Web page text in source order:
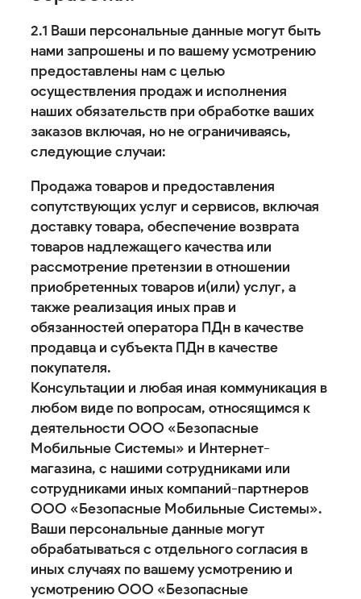
2.1 Ваши персональные данные могут быть
нами запрошены и по вашему усмотрению
предоставлены нам с целью
осуществления продаж и исполнения
наших обязательств при обработке ваших
заказов включая, но не ограничиваясь,
следующие случаи:
Продажа товаров и предоставления
сопутствующих услуг и сервисов, включая
доставку товара, обеспечение возврата
товаров надлежащего качества или
рассмотрение претензии в отношении
приобретенных товаров и(или) услуг, а
также реализация иных прав и
обязанностей оператора ПДн в качестве
продавца и субъекта ПДн в качестве
покупателя.
Консультации и любая иная коммуникация в
любом виде по вопросам, относящимся к
деятельности ООО «Безопасные
Мобильные Системы» и Интернет-
магазина, с нашими сотрудниками или
сотрудниками иных компаний-партнеров
ООО «Безопасные Мобильные Системы».
Ваши персональные данные могут
обрабатываться с отдельного согласия в
иных случаях по вашему усмотрению и
усмотрению ООО «Безопасные